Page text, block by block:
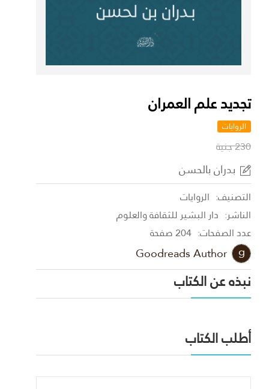
تجديد علم العمران
الروايات
230 جنية
بدران بالحسن
التصنيف: الروايات
الناشر: دار البشير للثقافة والعلوم
عدد الصفحات: 204 صفحة
Goodreads Author
نبذه عن الكتاب
أطلب الكتاب